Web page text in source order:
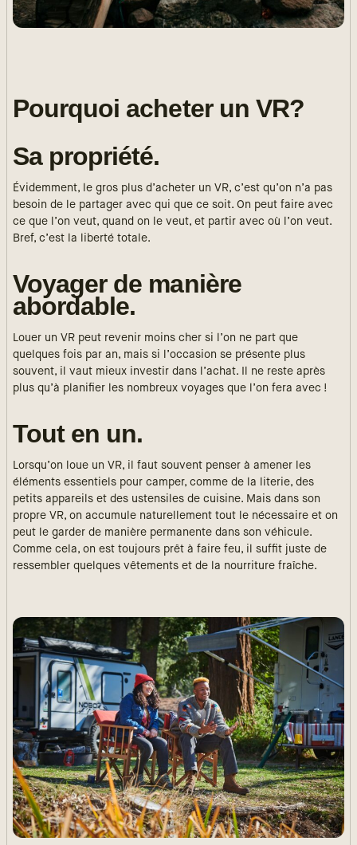
Pourquoi acheter un VR?
Sa propriété.
Évidemment, le gros plus d’acheter un VR, c’est qu’on n’a pas
besoin de le partager avec qui que ce soit. On peut faire avec
ce que l’on veut, quand on le veut, et partir avec où l’on veut.
Bref, c’est la liberté totale.
Voyager de manière
abordable.
Louer un VR peut revenir moins cher si l’on ne part que
quelques fois par an, mais si l’occasion se présente plus
souvent, il vaut mieux investir dans l’achat. Il ne reste après
plus qu’à planifier les nombreux voyages que l’on fera avec !
Tout en un.
Lorsqu’on loue un VR, il faut souvent penser à amener les
éléments essentiels pour camper, comme de la literie, des
petits appareils et des ustensiles de cuisine. Mais dans son
propre VR, on accumule naturellement tout le nécessaire et on
peut le garder de manière permanente dans son véhicule.
Comme cela, on est toujours prêt à faire feu, il suffit juste de
ressembler quelques vêtements et de la nourriture fraîche.